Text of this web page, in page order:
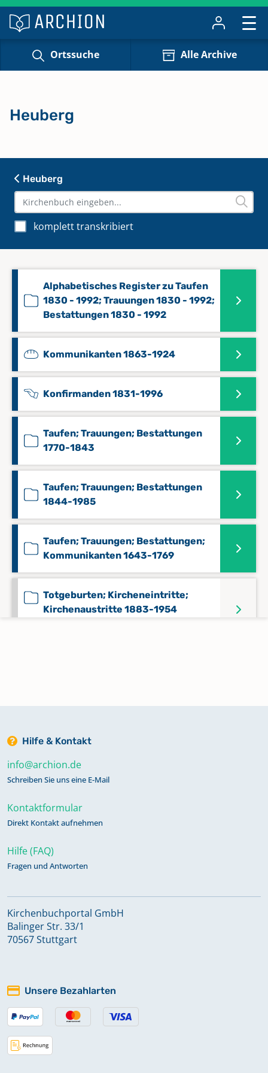
Ortssuche Alle Archive
Heuberg
komplett transkribiert
Alphabetisches Register zu Taufen
1830 - 1992; Trauungen 1830 - 1992;
Bestattungen 1830 - 1992
Kommunikanten 1863-1924
Konfirmanden 1831-1996
Taufen; Trauungen; Bestattungen
1770-1843
Taufen; Trauungen; Bestattungen
1844-1985
Taufen; Trauungen; Bestattungen;
Kommunikanten 1643-1769
Totgeburten; Kircheneintritte;
Kirchenaustritte 1883-1954
Heuberg
Hilfe & Kontakt
info@archion.de
Schreiben Sie uns eine E-Mail
Kontaktformular
Direkt Kontakt aufnehmen
Hilfe (FAQ)
Fragen und Antworten
Kirchenbuchportal GmbH
Balinger Str. 33/1
70567 Stuttgart
Unsere Bezahlarten